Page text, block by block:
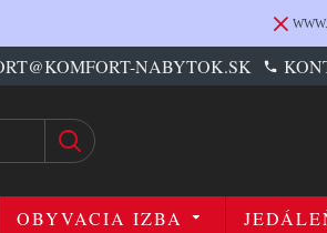
NABYTOK.SK
OBYVACIA IZBA